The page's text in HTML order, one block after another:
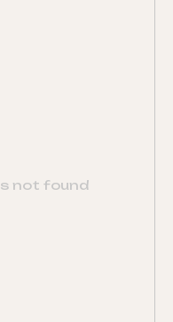
not found